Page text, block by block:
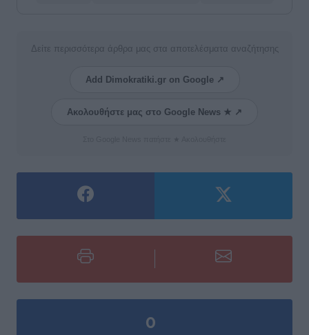
Δείτε περισσότερα άρθρα μας στα αποτελέσματα αναζήτησης
Add Dimokratiki.gr on Google ↗
Ακολουθήστε μας στο Google News ★ ↗
0